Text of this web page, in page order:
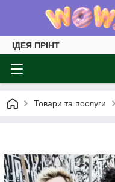
ІДЕЯ ПРІНТ
Товари та послуги